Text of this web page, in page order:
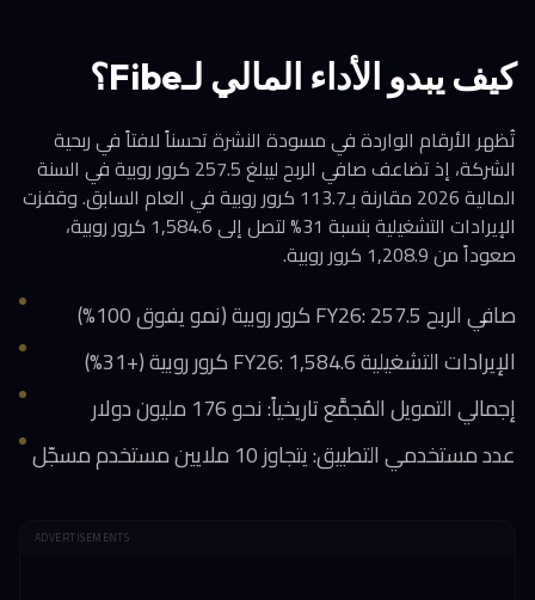
كيف يبدو الأداء المالي لـFibe؟
تُظهر الأرقام الواردة في مسودة النشرة تحسناً لافتاً في ربحية
الشركة، إذ تضاعف صافي الربح ليبلغ 257.5 كرور روبية في السنة
المالية 2026 مقارنة بـ113.7 كرور روبية في العام السابق. وقفزت
الإيرادات التشغيلية بنسبة 31% لتصل إلى 1,584.6 كرور روبية،
صعوداً من 1,208.9 كرور روبية.
صافي الربح FY26: 257.5 كرور روبية (نمو يفوق 100%)
الإيرادات التشغيلية FY26: 1,584.6 كرور روبية (+31%)
إجمالي التمويل المُجمَّع تاريخياً: نحو 176 مليون دولار
عدد مستخدمي التطبيق: يتجاوز 10 ملايين مستخدم مسجّل
ADVERTISEMENTS